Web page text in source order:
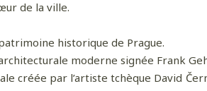
de la ville.
historique de Prague.
moderne signée Frank
créée par l’artiste tchèque David